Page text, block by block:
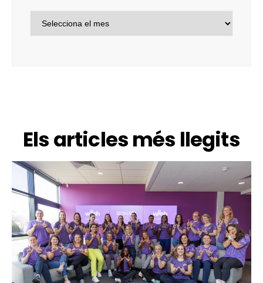
Els articles més llegits